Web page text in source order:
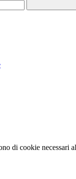
di cookie necessari